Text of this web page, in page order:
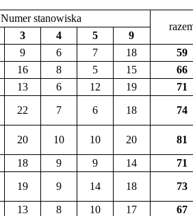
Numer stanowiska
3 4 5
9
9 6 7 18
59
16 8 5 15
66
13 6 12 19
71
22 7 6 18 74
20 10 10 20
81
18 9 9 14
71
19 9 14 18
73
13 8 10 17
67